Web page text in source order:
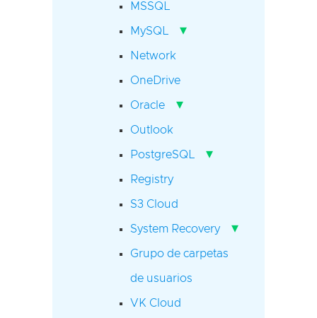
MSSQL
MySQL ▾
Network
OneDrive
Oracle ▾
Outlook
PostgreSQL ▾
Registry
S3 Cloud
System Recovery ▾
Grupo de carpetas
de usuarios
VK Cloud